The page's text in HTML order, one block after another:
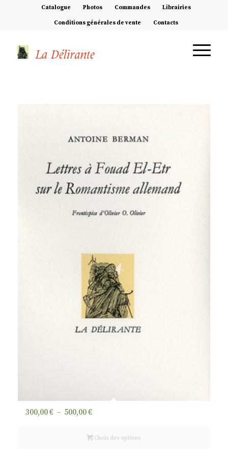
Catalogue Photos Commandes Librairies
Conditions générales de vente Contacts
300,00€ – 500,00€Plage
prix :
Choix des options